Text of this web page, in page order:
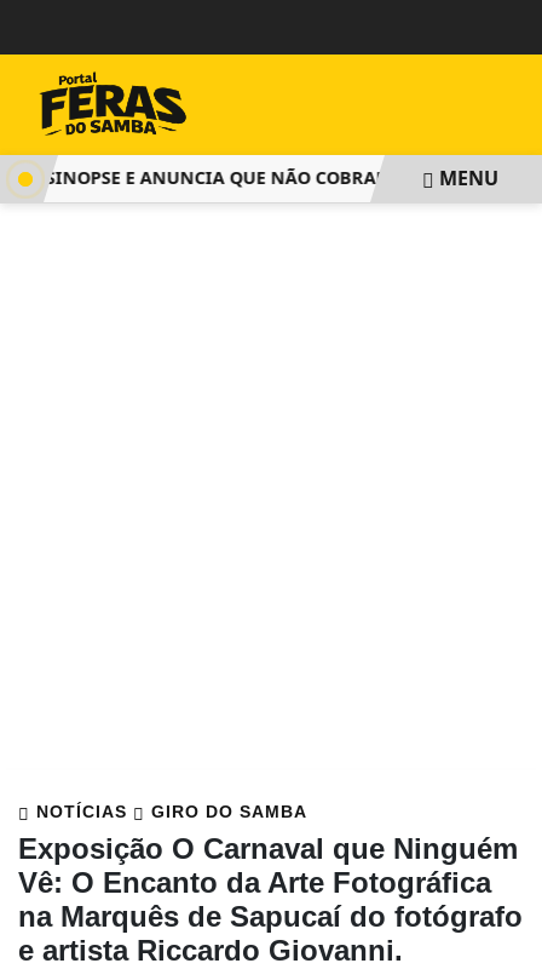
SINOPSE E ANUNCIA QUE NÃO COBRARÁ TAXA DEMENU
NOTÍCIAS GIRO DO SAMBA
Exposição O Carnaval que Ninguém
Vê: O Encanto da Arte Fotográfica
na Marquês de Sapucaí do fotógrafo
e artista Riccardo Giovanni.